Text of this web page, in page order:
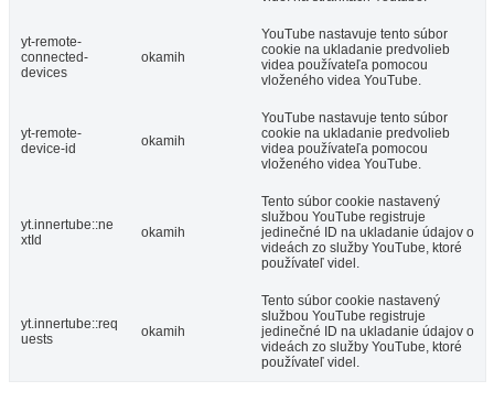
yt-remote-
connected-
devices
okamih
YouTube nastavuje tento súbor
cookie na ukladanie predvolieb
videa používateľa pomocou
vloženého videa YouTube.
yt-remote-
device-id
okamih
YouTube nastavuje tento súbor
cookie na ukladanie predvolieb
videa používateľa pomocou
vloženého videa YouTube.
yt.innertube::ne
xtId
okamih
Tento súbor cookie nastavený
službou YouTube registruje
jedinečné ID na ukladanie údajov o
videách zo služby YouTube, ktoré
používateľ videl.
yt.innertube::req
uests
okamih
Tento súbor cookie nastavený
službou YouTube registruje
jedinečné ID na ukladanie údajov o
videách zo služby YouTube, ktoré
používateľ videl.